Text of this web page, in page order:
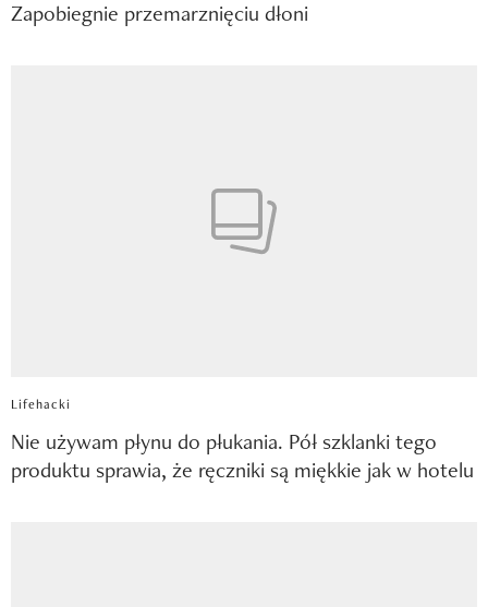
Zapobiegnie przemarznięciu dłoni
Lifehacki
Nie używam płynu do płukania. Pół szklanki tego
produktu sprawia, że ręczniki są miękkie jak w hotelu